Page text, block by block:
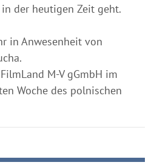
der heutigen Zeit geht.
in Anwesenheit von
M-V gGmbH im
Woche des polnischen